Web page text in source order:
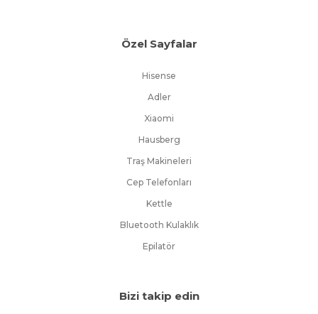
Özel Sayfalar
Hisense
Adler
Xiaomi
Hausberg
Traş Makineleri
Cep Telefonları
Kettle
Bluetooth Kulaklık
Epilatör
Bizi takip edin